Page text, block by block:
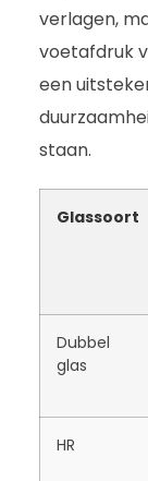
verlagen,
voetafdruk
een
staan.
Glassoort
Dubbel
glas
HR